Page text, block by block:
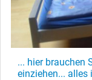
... hier brauchen
einziehen... alles